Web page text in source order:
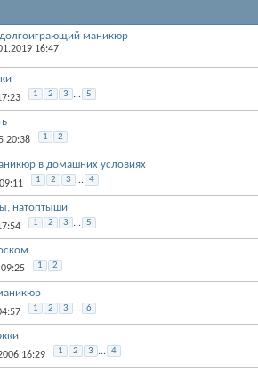
долгоиграющий маникюр
16:47
1 2 3 ... 5
20:38 1 2
в домашних условиях
1 2 3 ... 4
натоптыши
1 2 3 ... 5
1 2
1 2 3 ... 6
16:29 1 2 3 ... 4